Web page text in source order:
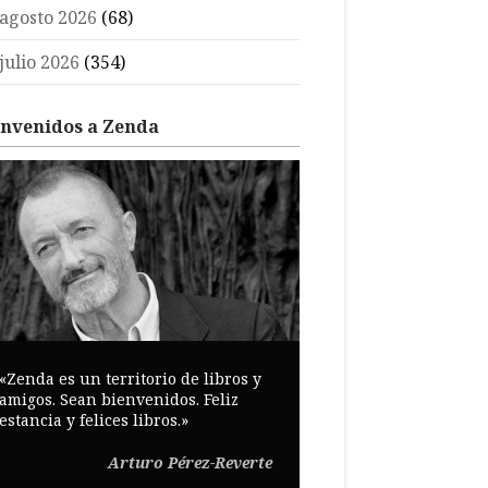
2026 (68)
2026 (354)
a Zenda
es un territorio de libros y
Sean bienvenidos. Feliz
y felices libros.»
Arturo Pérez-Reverte